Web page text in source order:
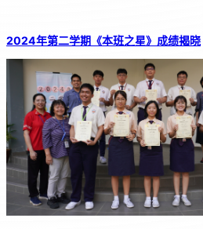
2024年第二学期《本班之星》成绩揭晓